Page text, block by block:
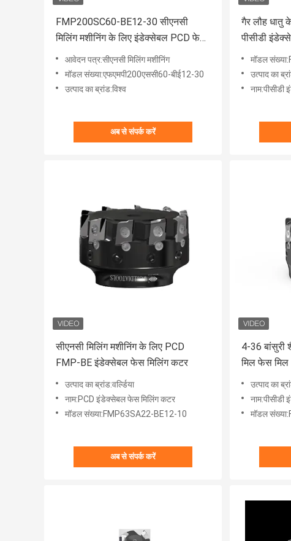
FMP200SC60-BE12-30 सीएनसी
मिलिंग मशीनिंग के लिए इंडेक्सेबल PCD फेस
मिलिंग कटर
आवेदन पत्र:सीएनसी मिलिंग मशीनिंग
मॉडल संख्या:एफएमपी200एससी60-बीई12-30
उत्पाद का ब्रांड:विश्व
अब से संपर्क करें
गैर लौह धातु
पीसीडी
मॉडल
उत्पाद का
सीएनसी मिलिंग मशीनिंग के लिए PCD
FMP-BE इंडेक्सेबल फेस मिलिंग कटर
उत्पाद का ब्रांड:वर्ल्डिया
नाम:PCD इंडेक्सेबल फेस मिलिंग कटर
मॉडल संख्या:FMP63SA22-BE12-10
अब से संपर्क करें
4-36
मिल फेस मिल
उत्पाद का
मॉडल